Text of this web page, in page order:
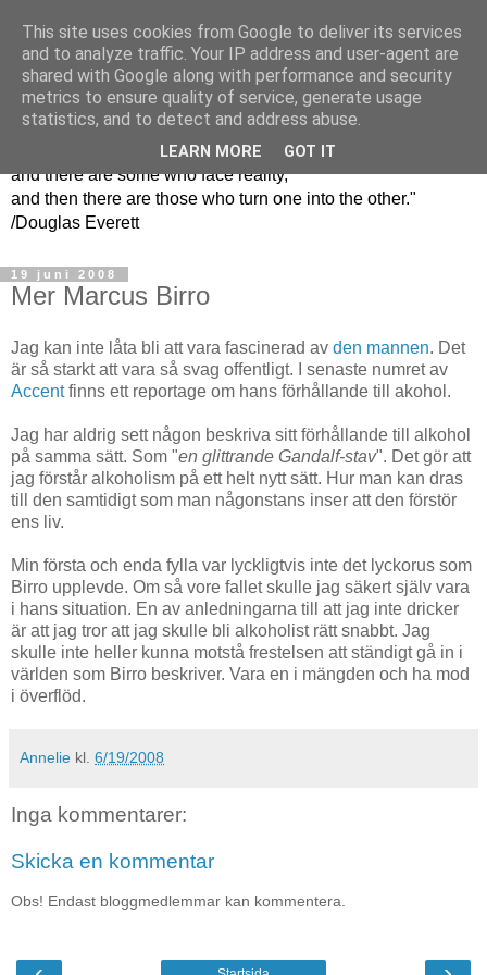
En grön kvinnas
funderingar
"There are some people who live in a dream world,
and there are some who face reality,
and then there are those who turn one into the other."
/Douglas Everett
19 juni 2008
Mer Marcus Birro
Jag kan inte låta bli att vara fascinerad av den mannen. Det
är så starkt att vara så svag offentligt. I senaste numret av
Accentfinns ett reportage om hans förhållande till akohol.
Jag har aldrig sett någon beskriva sitt förhållande till alkohol
på samma sätt. Som "en glittrande Gandalf-stav". Det gör att
jag förstår alkoholism på ett helt nytt sätt. Hur man kan dras
till den samtidigt som man någonstans inser att den förstör
ens liv.
Min första och enda fylla var lyckligtvis inte det lyckorus som
Birro upplevde. Om så vore fallet skulle jag säkert själv vara
i hans situation. En av anledningarna till att jag inte dricker
är att jag tror att jag skulle bli alkoholist rätt snabbt. Jag
skulle inte heller kunna motstå frestelsen att ständigt gå in i
världen som Birro beskriver. Vara en i mängden och ha mod
i överflöd.
Annelie kl. 6/19/2008
Inga kommentarer:
Skicka en kommentar
Obs! Endast bloggmedlemmar kan kommentera.
This site uses cookies from Google to deliver its services
and to analyze traffic. Your IP address and user-agent are
shared with Google along with performance and security
metrics to ensure quality of service, generate usage
statistics, and to detect and address abuse.
LEARN MORE GOT IT